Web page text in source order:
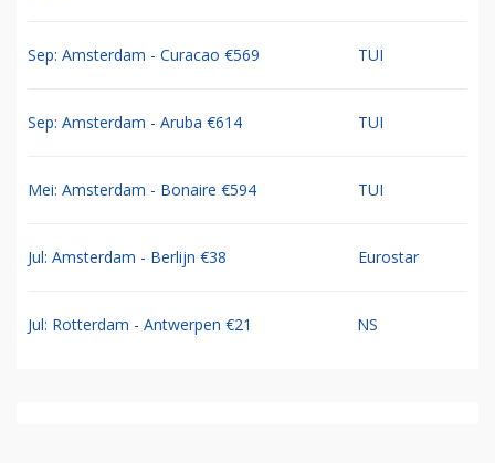
Sep: Amsterdam - Curacao €569 TUI
Sep: Amsterdam - Aruba €614 TUI
Mei: Amsterdam - Bonaire €594 TUI
Jul: Amsterdam - Berlijn €38 Eurostar
Jul: Rotterdam - Antwerpen €21 NS